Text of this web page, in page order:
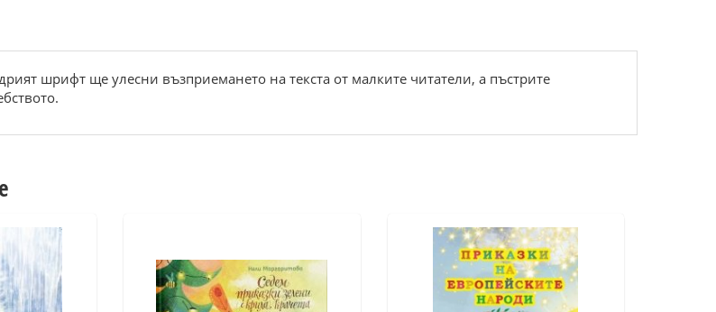
шрифт ще улесни възприемането на текста от малките читатели, а пъстрите